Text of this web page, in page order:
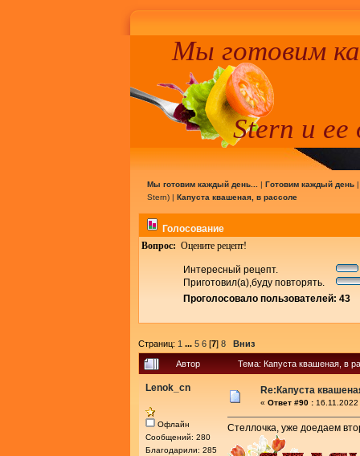
Мы готовим
Stern и ее
Мы готовим каждый день... | Готовим каждый день
Stern) | Капуста квашеная, в рассоле
Голосование
Вопрос: Оцените рецепт!
Интересный рецепт.
Приготовил(а),буду повторять.
Проголосовало пользователей: 43
Страниц: 1 ... 5 6 [7] 8 Вниз
Автор Тема: Капуста квашеная, в
Lenok_cn
Офлайн
Сообщений: 280
Благодарили: 285
Re:Капуста
« Ответ #90 : 16.11.2022
Стеллочка, уже доедаем